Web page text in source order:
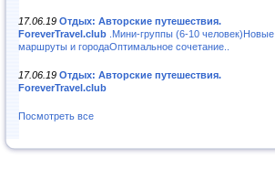
17.06.19 Отдых: Авторские путешествия.
ForeverTravel.club .Мини-группы (6-10 человек)Новые
маршруты и городаОптимальное сочетание..
17.06.19 Отдых: Авторские путешествия.
ForeverTravel.club
Посмотреть все